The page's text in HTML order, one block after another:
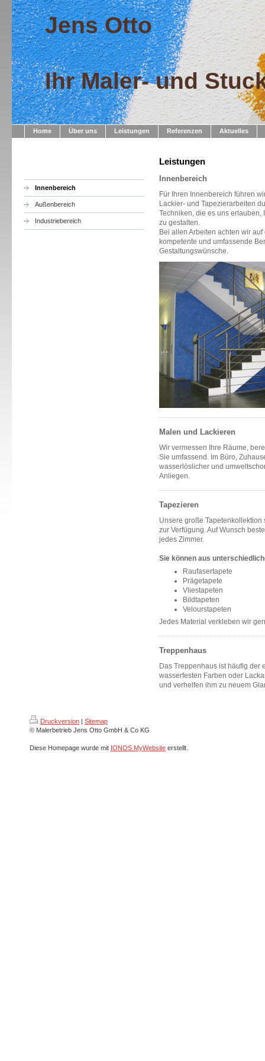
Jens Otto
Ihr Maler- und
Home Über uns Leistungen Referenzen Aktuelles
Innenbereich
Außenbereich
Industriebereich
Leistungen
Innenbereich
Für Ihren Innenbereich führen
Lackier- und Tapezierarbeiten
Techniken, die es uns
zu gestalten.
Bei allen Arbeiten achten wir
kompetente und umfassende
Gestaltungswünsche.
Malen und Lackieren
Wir vermessen Ihre Räume,
Sie umfassend. Im Büro,
wasserlöslicher und
Anliegen.
Tapezieren
Unsere große Tapetenkollektion
zur Verfügung. Auf Wunsch
jedes Zimmer.
Sie können aus
Raufasertapete
Prägetapete
Vliestapeten
Bildtapeten
Velourstapeten
Jedes Material verkleben wir
Treppenhaus
Das Treppenhaus ist häufig der
wasserfesten Farben oder
und verhelfen ihm zu neuem
Druckversion | Sitemap
© Malerbetrieb Jens Otto GmbH & Co KG
Diese Homepage wurde mit IONOS MyWebsite erstellt.